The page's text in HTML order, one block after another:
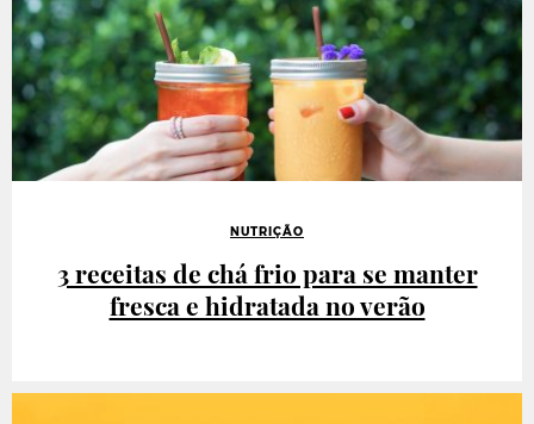
NUTRIÇÃO
3 receitas de chá frio para se manter
fresca e hidratada no verão